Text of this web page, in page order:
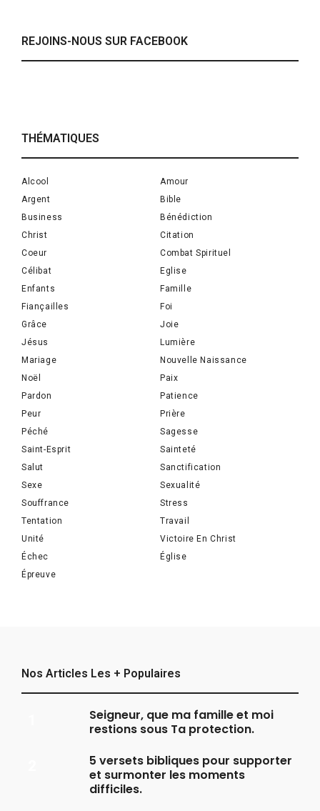
REJOINS-NOUS SUR FACEBOOK
THÉMATIQUES
Alcool
Amour
Argent
Bible
Business
Bénédiction
Christ
Citation
Coeur
Combat Spirituel
Célibat
Eglise
Enfants
Famille
Fiançailles
Foi
Grâce
Joie
Jésus
Lumière
Mariage
Nouvelle Naissance
Noël
Paix
Pardon
Patience
Peur
Prière
Péché
Sagesse
Saint-Esprit
Sainteté
Salut
Sanctification
Sexe
Sexualité
Souffrance
Stress
Tentation
Travail
Unité
Victoire En Christ
Échec
Église
Épreuve
Nos Articles Les + Populaires
Seigneur, que ma famille et moi
restions sous Ta protection.
5 versets bibliques pour supporter
et surmonter les moments
difficiles.